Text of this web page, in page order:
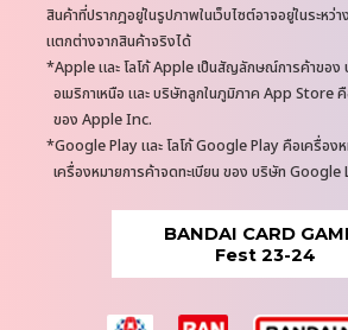
t
e
s
สินค้าที่ปรากฎอยู่ในรูปภาพในเว็บไซต์อาจอยู่ในระหว่
แตกต่างจากสินค้าจริงได้
Apple และ โลโก้ Apple เป็นสัญลักษณ์การค้าของ
อเมริกาเหนือ และ บริษัทลูกในภูมิภาค App Store
ของ Apple Inc.
Google Play และ โลโก้ Google Play คือเครื่อง
เครื่องหมายการค้าจดทะเบียน ของ บริษัท Google
BANDAI CARD
Fest 23-24